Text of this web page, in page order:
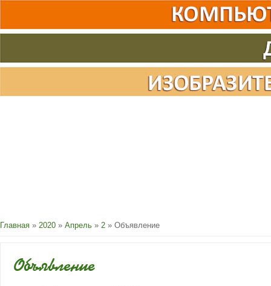
Главная » 2020 » Апрель » 2 » Объявление
Объявление